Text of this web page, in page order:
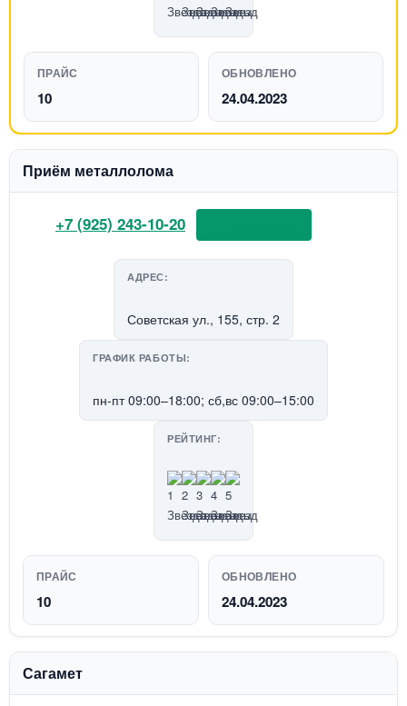
ПРАЙС
10
ОБНОВЛЕНО
24.04.2023
Приём металлолома
+7 (925) 243-10-20
АДРЕС:
Советская ул., 155, стр. 2
ГРАФИК РАБОТЫ:
пн-пт 09:00–18:00; сб,вс 09:00–15:00
РЕЙТИНГ:
ПРАЙС
10
ОБНОВЛЕНО
24.04.2023
Сагамет